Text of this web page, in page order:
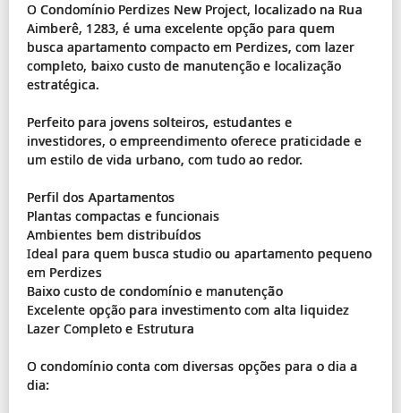
O Condomínio Perdizes New Project, localizado na Rua
Aimberê, 1283, é uma excelente opção para quem
busca apartamento compacto em Perdizes, com lazer
completo, baixo custo de manutenção e localização
estratégica.
Perfeito para jovens solteiros, estudantes e
investidores, o empreendimento oferece praticidade e
um estilo de vida urbano, com tudo ao redor.
Perfil dos Apartamentos
Plantas compactas e funcionais
Ambientes bem distribuídos
Ideal para quem busca studio ou apartamento pequeno
em Perdizes
Baixo custo de condomínio e manutenção
Excelente opção para investimento com alta liquidez
Lazer Completo e Estrutura
O condomínio conta com diversas opções para o dia a
dia: